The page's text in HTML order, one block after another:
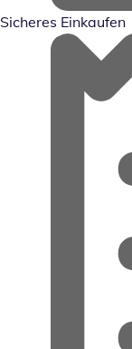
Sicheres Einkaufen